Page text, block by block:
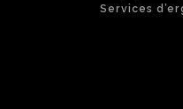
Services